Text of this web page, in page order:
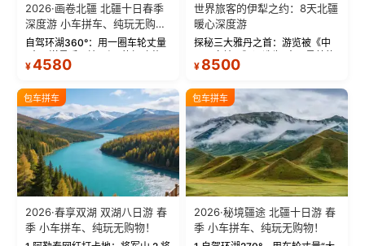
2026·画卷北疆 北疆十日春季
深度游 小车拼车、纯玩无购
物！
自驾环湖360°：用一圈车轮丈量
蓝。 赛湖旅拍：甄选多款风格服
绝美瞬间。 赛湖坦克300跟车视
频：专业摄影师...
¥4580
世界旅客的伊犁之约：8天北疆
暖心深度游
探秘三大雅丹之首：游览被《中
三大雅丹”第一名的克拉玛依魔鬼
瓦人最大村落——禾木村，欣赏
晨雾与小木...
¥ 8500
包车拼车
2026·春享双湖 双湖八日游 春
季 小车拼车、纯玩无购物！
包车拼车
2026·秘境疆途 北疆十日游 春
季 小车拼车、纯玩无购物！